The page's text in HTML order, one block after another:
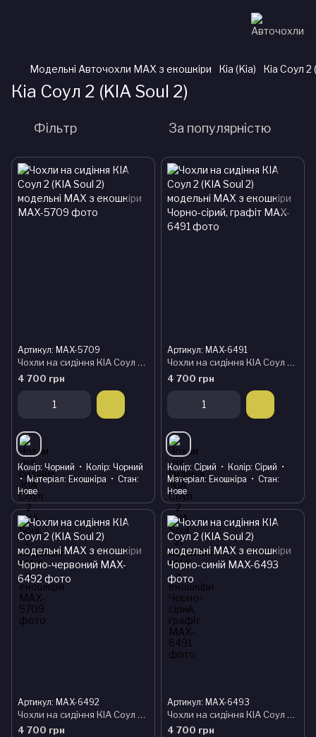
Модельні Авточохли MAX з екошкіри Кіа (Kia) Кіа Соул 2
Кіа Соул 2 (KIA Soul 2)
Фільтр За популярністю
Артикул: MAX-5709
Чохли на сидіння КІА Соул 2 (KIA Soul 2) модельні MAX з екошкіри
4 700 грн
Колір Чорний Колір Чорний
Матеріал Екошкіра
Стан
Нове
Артикул: MAX-6491
Чохли на сидіння КІА Соул 2 (KIA Soul 2) модельні MAX з екошкіри Чорно-сірий, графіт
4 700 грн
Колір Сірий Колір Сірий
Матеріал Екошкіра
Стан
Нове
Артикул: MAX-6492
Чохли на сидіння КІА Соул 2 (KIA Soul 2) модельні MAX з екошкіри Чорно-червоний
4 700 грн
Артикул: MAX-6493
Чохли на сидіння КІА Соул 2 (KIA Soul 2) модельні MAX з екошкіри Чорно-синій
4 700 грн